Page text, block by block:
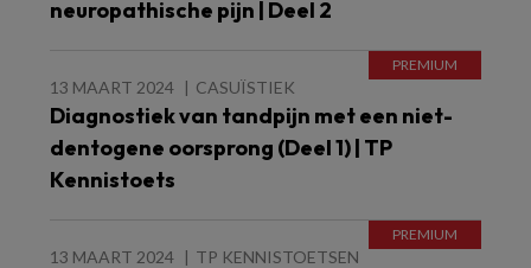
neuropathische pijn | Deel 2
13 MAART 2024 CASUÏSTIEK
Diagnostiek van tandpijn met een niet-
dentogene oorsprong (Deel 1) | TP
Kennistoets
13 MAART 2024 TP KENNISTOETSEN